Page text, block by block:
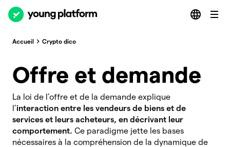
Accueil Crypto dico
Offre et demande
La loi de l’offre et de la demande explique
l’interaction entre les vendeurs de biens et de
services et leurs acheteurs, en décrivant leur
comportement. Ce paradigme jette les bases
nécessaires à la compréhension de la dynamique de